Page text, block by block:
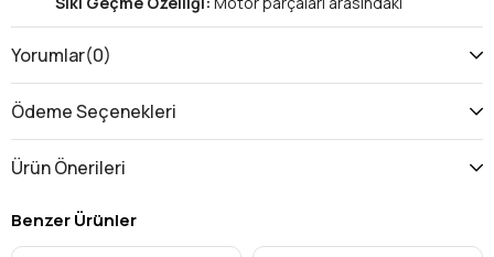
sürtünmeyi azaltarak aşınmayı engeller.
Uzun Ömürlü Motor:
Yakıt Tasarrufu:
korur.
motorunuza maksimum koruma sağlar.
Viskozite:6W20
Ambalaj:250 ML
Yorumlar(0)
Ödeme Seçenekleri
Ürün Önerileri
Benzer Ürünler